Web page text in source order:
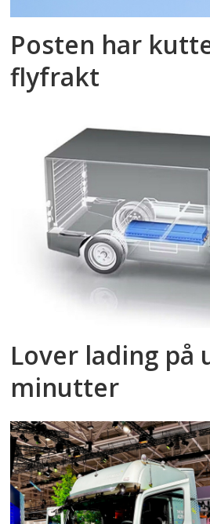
Posten har
flyfrakt
Lover lading på
minutter